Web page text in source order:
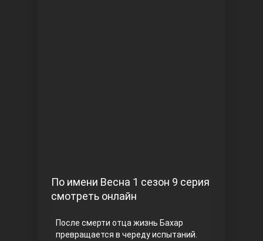
По имени Весна 1 сезон 9 серия
смотреть онлайн
После смерти отца жизнь Бахар
превращается в череду испытаний.